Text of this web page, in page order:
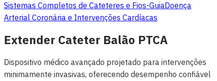
Sistemas Completos de Cateteres e Fios-GuiaDoença
Arterial Coronária e Intervenções Cardíacas
Extender Cateter Balão PTCA
Dispositivo médico avançado projetado para intervenções
minimamente invasivas, oferecendo desempenho confiável